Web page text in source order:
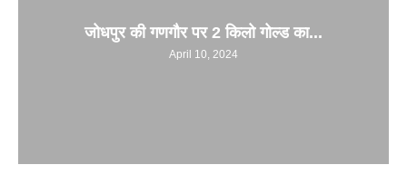
जोधपुर की गणगौर पर 2 किलो गोल्ड का...
April 10, 2024